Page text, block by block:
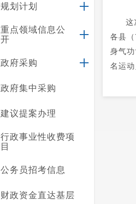
规划计划
重点领域信息公
开
政府采购
政府集中采购
建议提案办理
行政事业性收费项
目
公务员招考信息
财政资金直达基层
这
各县
身气
名运